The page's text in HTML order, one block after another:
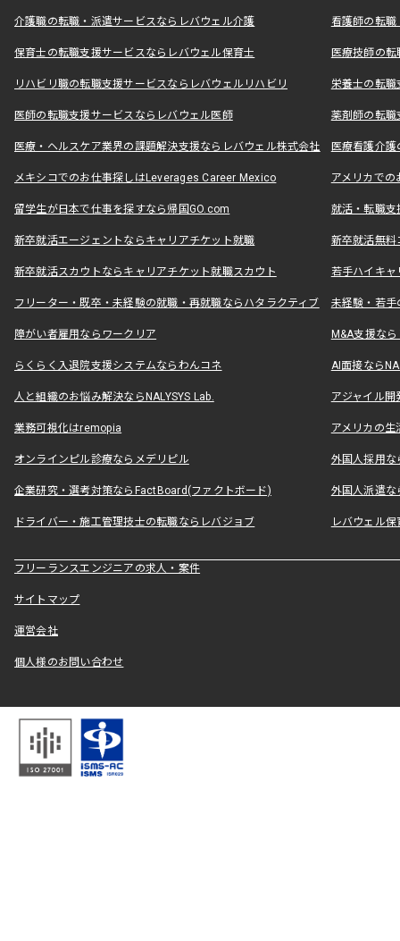
介護職の転職・派遣サービスならレバウェル介護 看護師の転
保育士の転職支援サービスならレバウェル保育士 医療技師の
リハビリ職の転職支援サービスならレバウェルリハビリ 栄養士の転
医師の転職支援サービスならレバウェル医師 薬剤師の転
医療・ヘルスケア業界の課題解決支援ならレバウェル株式会社 医療看護介
メキシコでのお仕事探しはLeverages Career Mexico アメリカで
留学生が日本で仕事を探すなら帰国GO.com 就活・転職
新卒就活エージェントならキャリアチケット就職 新卒就活無料
新卒就活スカウトならキャリアチケット就職スカウト 若手ハイキ
フリーター・既卒・未経験の就職・再就職ならハタラクティブ 未経験・若手
障がい者雇用ならワークリア M&A支援な
らくらく入退院支援システムならわんコネ AI面接なら
人と組織のお悩み解決ならNALYSYS Lab. アジャイル
業務可視化はremopia アメリカの
オンラインピル診療ならメデリピル 外国人採用
企業研究・選考対策ならFactBoard(ファクトボード) 外国人派遣な
ドライバー・施工管理技士の転職ならレバジョブ レバウェル
フリーランスエンジニアの求人・案件
サイトマップ
運営会社
個人様のお問い合わせ